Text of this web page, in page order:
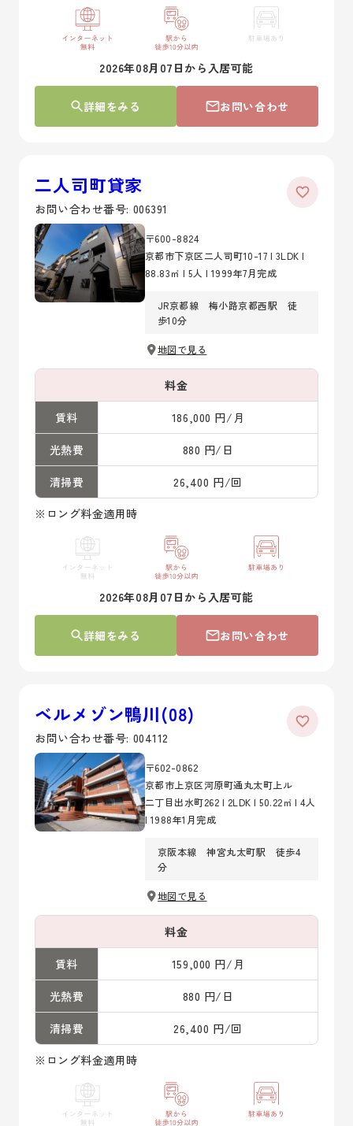
2026年08月07日から入居可能
詳細をみる お問い合わせ
二人司町貸家
お問い合わせ番号: 006391
〒600-8824
京都市下京区二人司町10-17 | 3LDK |
88.83㎡ | 5人 | 1999年7月完成
JR京都線 梅小路京都西駅 徒
歩10分
地図で見る
料金
賃料 186,000 円/月
光熱費 880 円/日
清掃費
26,400 円/回
※ロング料金適用時
2026年08月07日から入居可能
詳細をみる お問い合わせ
ベルメゾン鴨川(08)
お問い合わせ番号: 004112
〒602-0862
京都市上京区河原町通丸太町上ル
二丁目出水町262 | 2LDK | 50.22㎡ | 4人
| 1988年1月完成
京阪本線 神宮丸太町駅 徒歩4
分
地図で見る
料金
賃料 159,000 円/月
光熱費 880 円/日
清掃費
26,400 円/回
※ロング料金適用時